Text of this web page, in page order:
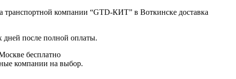
транспортной компании “GTD-КИТ” в Воткинске доставка
дней после полной оплаты.
бесплатно
компании на выбор.